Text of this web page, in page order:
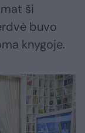
ši
buvo
knygoje.